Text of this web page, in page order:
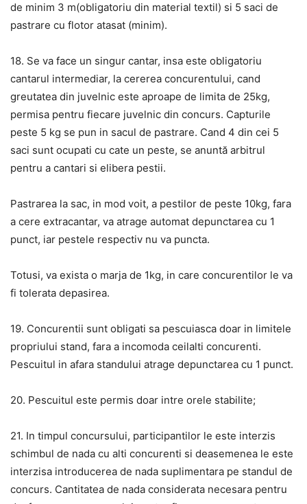
de minim 3 m(obligatoriu din material textil) si 5 saci de
pastrare cu flotor atasat (minim).
18. Se va face un singur cantar, insa este obligatoriu
cantarul intermediar, la cererea concurentului, cand
greutatea din juvelnic este aproape de limita de 25kg,
permisa pentru fiecare juvelnic din concurs. Capturile
peste 5 kg se pun in sacul de pastrare. Cand 4 din cei 5
saci sunt ocupati cu cate un peste, se anuntă arbitrul
pentru a cantari si elibera pestii.
Pastrarea la sac, in mod voit, a pestilor de peste 10kg, fara
a cere extracantar, va atrage automat depunctarea cu 1
punct, iar pestele respectiv nu va puncta.
Totusi, va exista o marja de 1kg, in care concurentilor le va
fi tolerata depasirea.
19. Concurentii sunt obligati sa pescuiasca doar in limitele
propriului stand, fara a incomoda ceilalti concurenti.
Pescuitul in afara standului atrage depunctarea cu 1 punct.
20. Pescuitul este permis doar intre orele stabilite;
21. In timpul concursului, participantilor le este interzis
schimbul de nada cu alti concurenti si deasemenea le este
interzisa introducerea de nada suplimentara pe standul de
concurs. Cantitatea de nada considerata necesara pentru